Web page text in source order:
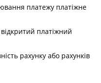
платежу платіжне
платіжний
рахунку або рахунків